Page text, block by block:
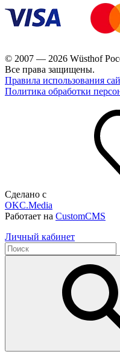
© 2007 — 2026 Wüsthof
Все права защищены.
Правила использования
Политика обработки
Сделано с
OKC.Media
Работает на CustomCMS
Личный кабинет